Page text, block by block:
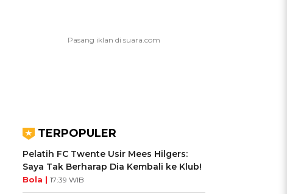
TERPOPULER
Pelatih FC Twente Usir Mees Hilgers:
Saya Tak Berharap Dia Kembali ke Klub!
Bola | 17:39 WIB